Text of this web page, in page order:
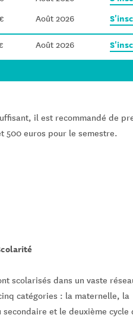
Août 2026
Août 2026
il est recommandé de
500 euros pour le semestre.
scolarisés dans un vaste
catégories : la maternelle, la
et le deuxième cycle